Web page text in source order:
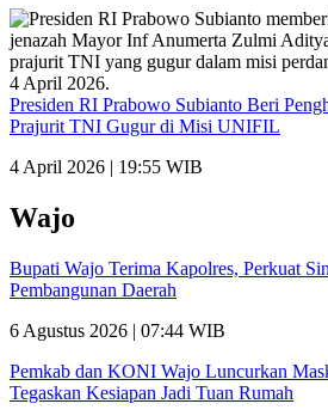
Presiden RI Prabowo Subianto Beri
Prajurit TNI Gugur di Misi UNIFIL
4 April 2026 | 19:55 WIB
Wajo
Bupati Wajo Terima Kapolres, Perkuat
Pembangunan Daerah
6 Agustus 2026 | 07:44 WIB
Pemkab dan KONI Wajo Luncurkan
Tegaskan Kesiapan Jadi Tuan Rumah